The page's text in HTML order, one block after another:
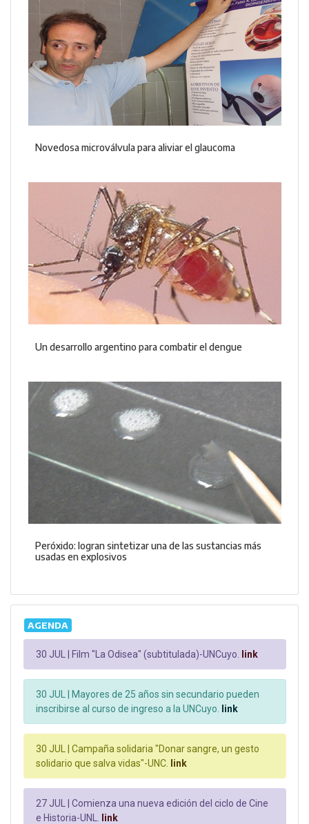
Novedosa microválvula para aliviar el glaucoma
Un desarrollo argentino para combatir el dengue
Peróxido: logran sintetizar una de las sustancias más
usadas en explosivos
AGENDA
30 JUL | Film "La Odisea" (subtitulada)-UNCuyo. link
30 JUL |
Mayores de 25 años sin secundario pueden
inscribirse al curso de ingreso a la UNCuyo.
link
30 JUL |
Campaña solidaria "Donar sangre, un gesto
solidario que salva vidas"-UNC.
link
27 JUL |
Comienza una nueva edición del ciclo de Cine
e Historia-UNL.
link